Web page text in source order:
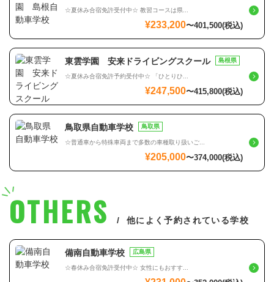
☆夏休み合宿免許受付中☆ 教習コースは県...
¥233,200〜401,500(税込)
島根県
東雲学園 安来ドライビングスクール
☆夏休み合宿免許予約受付中☆ 「ひとりひ...
¥247,500〜415,800(税込)
鳥取県
鳥取県自動車学校
☆普通車から特殊車両まで多数の車種取り扱いご...
¥205,000〜374,000(税込)
OTHERS 他によく予約されている学校
広島県
備南自動車学校
☆春休み合宿免許受付中☆ 女性にもおすす...